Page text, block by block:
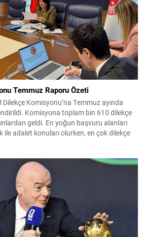
Temmuz Raporu Özeti
Komisyonu’na Temmuz ayında
Komisyona toplam bin 610 dilekçe
geldi. En yoğun başvuru alanları
ile adalet konuları olurken, en çok dilekçe
farklı ve dikkat...